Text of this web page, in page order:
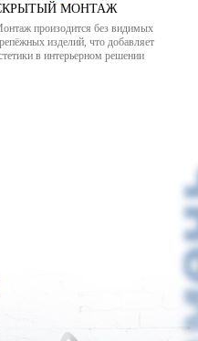
МОНТАЖ
произодится без видимых
изделий, что добавляет
в интерьерном решении